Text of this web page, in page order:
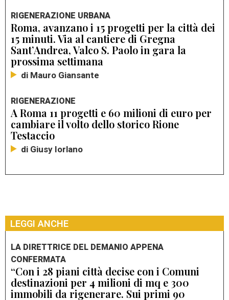
RIGENERAZIONE URBANA
Roma, avanzano i 15 progetti per la città dei
15 minuti. Via al cantiere di Gregna
Sant’Andrea, Valco S. Paolo in gara la
prossima settimana
di Mauro Giansante
RIGENERAZIONE
A Roma 11 progetti e 60 milioni di euro per
cambiare il volto dello storico Rione
Testaccio
di Giusy Iorlano
LEGGI ANCHE
LA DIRETTRICE DEL DEMANIO APPENA
CONFERMATA
“Con i 28 piani città decise con i Comuni
destinazioni per 4 milioni di mq e 300
immobili da rigenerare. Sui primi 90